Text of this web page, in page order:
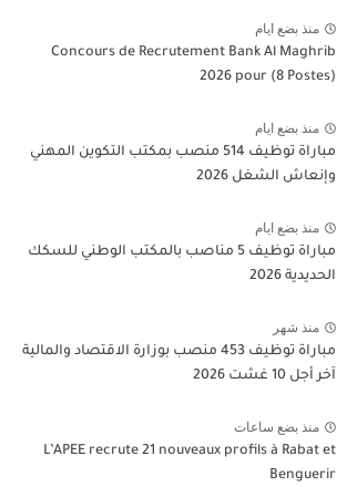
منذ بضع ايام
Concours de Recrutement Bank Al Maghrib
2026 pour (8 Postes)
منذ بضع ايام
مباراة توظيف 514 منصب بمكتب التكوين المهني
وإنعاش الشغل 2026
منذ بضع ايام
مباراة توظيف 5 مناصب بالمكتب الوطني للسكك
الحديدية 2026
منذ شهر
مباراة توظيف 453 منصب بوزارة الاقتصاد والمالية
آخر أجل 10 غشت 2026
منذ بضع ساعات
L’APEE recrute 21 nouveaux profils à Rabat et
Benguerir